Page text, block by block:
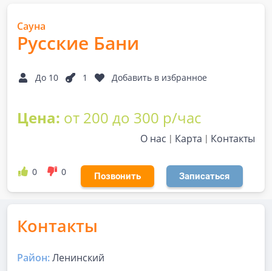
Сауна
Русские Бани
До 10 1 Добавить в избранное
Цена: от 200 до 300 р/час
О нас Карта Контакты
0 0 Позвонить Записаться
Контакты
Район:Ленинский